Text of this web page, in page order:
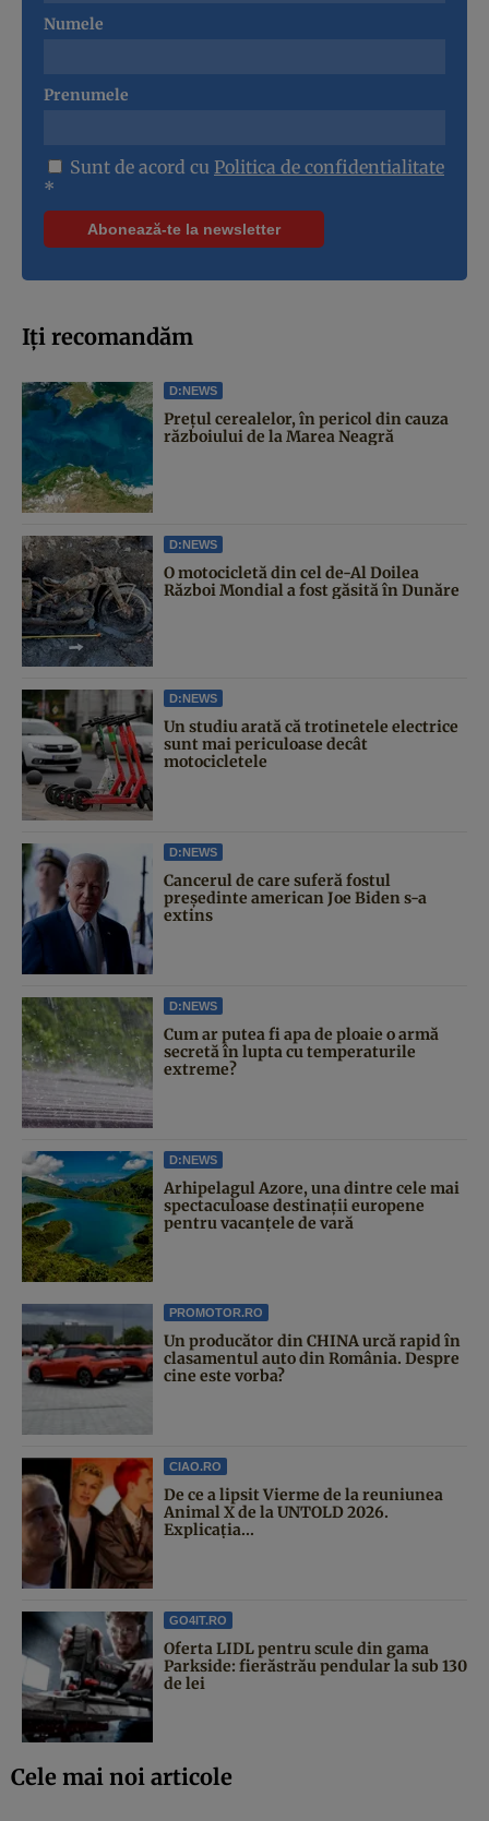
Numele
Prenumele
Sunt de acord cu Politica de confidentialitate
*
Iți recomandăm
D:NEWS
Prețul cerealelor, în pericol din cauza
războiului de la Marea Neagră
D:NEWS
O motocicletă din cel de-Al Doilea
Război Mondial a fost găsită în Dunăre
D:NEWS
Un studiu arată că trotinetele electrice
sunt mai periculoase decât
motocicletele
D:NEWS
Cancerul de care suferă fostul
președinte american Joe Biden s-a
extins
D:NEWS
Cum ar putea fi apa de ploaie o armă
secretă în lupta cu temperaturile
extreme?
D:NEWS
Arhipelagul Azore, una dintre cele mai
spectaculoase destinații europene
pentru vacanțele de vară
PROMOTOR.RO
Un producător din CHINA urcă rapid în
clasamentul auto din România. Despre
cine este vorba?
CIAO.RO
De ce a lipsit Vierme de la reuniunea
Animal X de la UNTOLD 2026.
Explicația...
GO4IT.RO
Oferta LIDL pentru scule din gama
Parkside: fierăstrău pendular la sub 130
de lei
Cele mai noi articole